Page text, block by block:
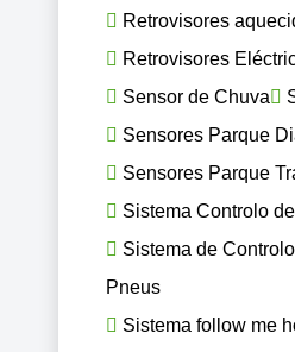
Retrovisores
Retrovisores
Sensor de Chuva
Sensores Parque
Sensores Parque
Sistema Controlo
Sistema de
Pneus
Sistema follow me